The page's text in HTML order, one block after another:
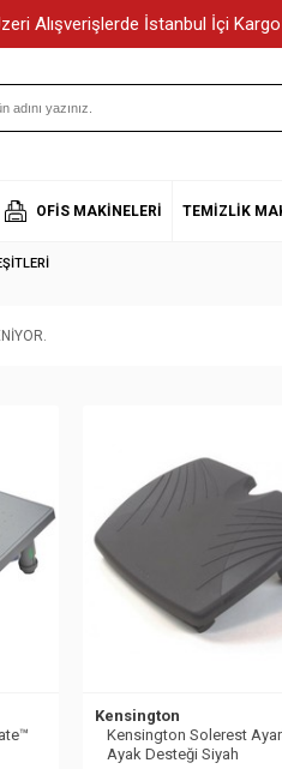
Alışverişlerde İstanbul İçi
OFIS MAKINELERI TEMIZLIK
Kensington
Kensington Solerest
Ayak Desteği Siyah